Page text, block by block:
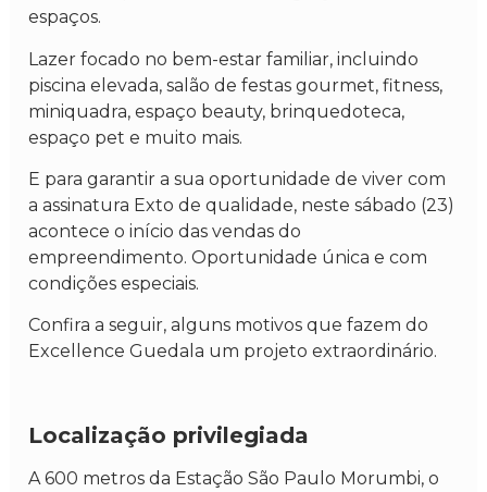
espaços.
Lazer focado no bem-estar familiar, incluindo
piscina elevada, salão de festas gourmet, fitness,
miniquadra, espaço beauty, brinquedoteca,
espaço pet e muito mais.
E para garantir a sua oportunidade de viver com
a assinatura Exto de qualidade, neste sábado (23)
acontece o início das vendas do
empreendimento. Oportunidade única e com
condições especiais.
Confira a seguir, alguns motivos que fazem do
Excellence Guedala um projeto extraordinário.
Localização privilegiada
A 600 metros da Estação São Paulo Morumbi, o